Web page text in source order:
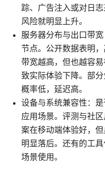
踪、广告注入或对日志
风险就明显上升。
服务器分布与出口带
节点。公开数据表明
带宽越高，但也越容
致实际体验下降。部
概率低，延迟高。
设备与系统兼容性：
应用场景。评测与社
案在移动端体验好，
明显落后。还有的工
场景使用。